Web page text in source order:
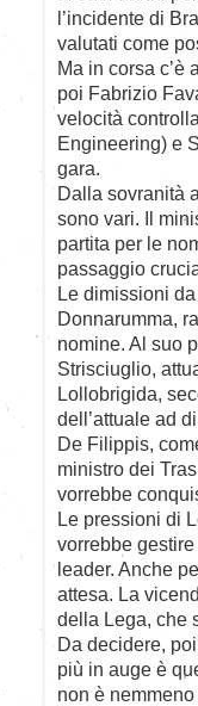
l’incidente di
valutati come
Ma in corsa c’è
poi Fabrizio
velocità
Engineering) e
gara.
Dalla sovranità
sono vari. Il
partita per le
passaggio
Le dimissioni
Donnarumma,
nomine. Al suo
Strisciuglio,
Lollobrigida,
dell’attuale ad
De Filippis,
ministro dei
vorrebbe
Le pressioni di
vorrebbe
leader. Anche
attesa. La
della Lega, che
Da decidere,
più in auge è
non è